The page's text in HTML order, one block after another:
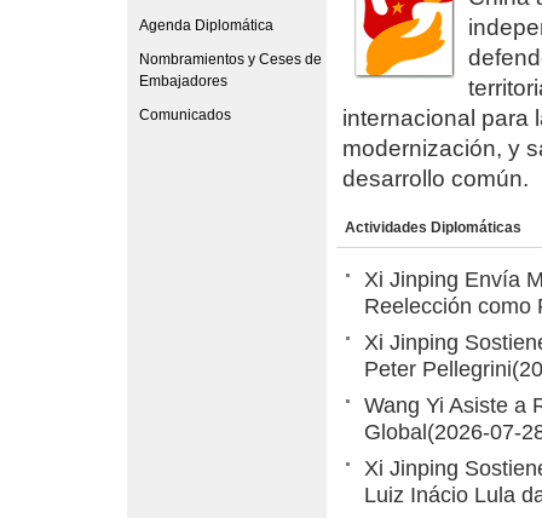
Agenda Diplomática
Nombramientos y Ceses de
Embajadores
Comunicados
internacional para
modernización, y
desarrollo común.
Actividades Diplomáticas
Xi Jinping Envía
Reelección como
Xi Jinping
Peter Pellegrini
Wang Yi Asiste a
Global (2026-07-
Xi Jinping
Luiz Inácio Lula